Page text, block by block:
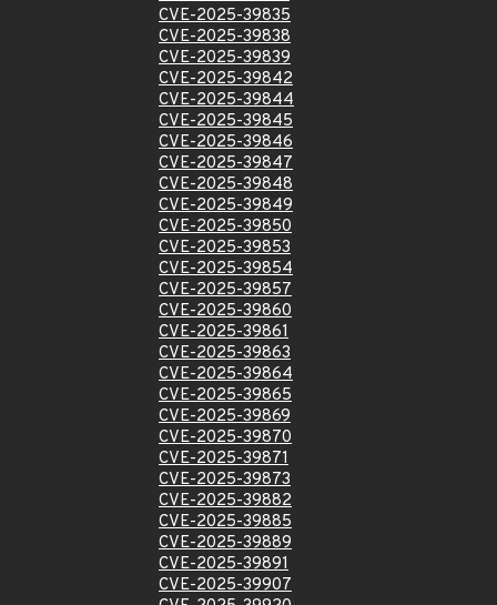
CVE-2025-39835
CVE-2025-39838
CVE-2025-39839
CVE-2025-39842
CVE-2025-39844
CVE-2025-39845
CVE-2025-39846
CVE-2025-39847
CVE-2025-39848
CVE-2025-39849
CVE-2025-39850
CVE-2025-39853
CVE-2025-39854
CVE-2025-39857
CVE-2025-39860
CVE-2025-39861
CVE-2025-39863
CVE-2025-39864
CVE-2025-39865
CVE-2025-39869
CVE-2025-39870
CVE-2025-39871
CVE-2025-39873
CVE-2025-39882
CVE-2025-39885
CVE-2025-39889
CVE-2025-39891
CVE-2025-39907